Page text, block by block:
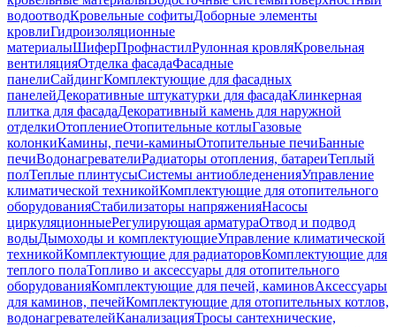
водоотводКровельные софитыДоборные элементы
кровлиГидроизоляционные
материалыШиферПрофнастилРулонная кровляКровельная
вентиляцияОтделка фасадаФасадные
панелиСайдингКомплектующие для фасадных
панелейДекоративные штукатурки для фасадаКлинкерная
плитка для фасадаДекоративный камень для наружной
отделкиОтоплениеОтопительные котлыГазовые
колонкиКамины, печи-каминыОтопительные печиБанные
печиВодонагревателиРадиаторы отопления, батареиТеплый
полТеплые плинтусыСистемы антиобледененияУправление
климатической техникойКомплектующие для отопительного
оборудованияСтабилизаторы напряженияНасосы
циркуляционныеРегулирующая арматураОтвод и подвод
водыДымоходы и комплектующиеУправление климатической
техникойКомплектующие для радиаторовКомплектующие для
теплого полаТопливо и аксессуары для отопительного
оборудованияКомплектующие для печей, каминовАксессуары
для каминов, печейКомплектующие для отопительных котлов,
водонагревателейКанализацияТросы сантехнические,